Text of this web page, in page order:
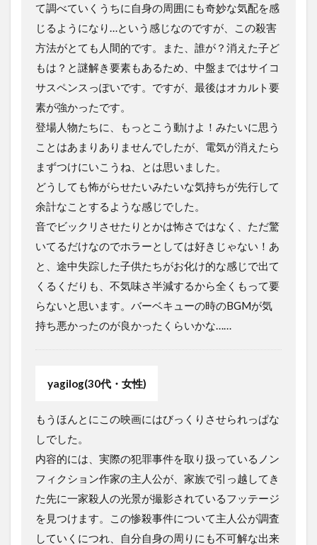
て調べていくうちに自身の周囲にも奇妙な気配を感
じるようになり…という感じなのですが、この殺害
方法がとても人間的です。また、誰が？消えた子ど
もは？と謎解き要素もあるため、中盤まではサイコ
サスペンスっぽいです。ですが、最後はオカルト要
素が強かったです。
登場人物たちに、もっとこう動けよ！みたいに思う
ことはあまりありませんでしたが、電気が消えたら
まずつけにいこうね、とは思いました。
どうしても怖がらせたいみたいな気持ちが先行して
余計なことするような感じでした。
音でビックリさせたりとかは怖さではなく、ただ驚
いてるだけなのでホラーとしては好きじゃない！あ
と、途中失踪した子供たちがお化け的な感じで出て
くるくだりも、不気味さ半減するから全くもって要
らないと思います。バーベキューの時のBGMが気
持ち悪かったのが良かったくらいかな……
yagilog(30代・女性)
もうほんとにこの映画にはびっくりさせられっぱな
しでした。
内容的には、実際の犯罪事件を取り扱っているノン
フィクション作家の主人公が、家族で引っ越してき
た先に一家殺人の光景が撮影されているフッテージ
を見つけます。この惨殺事件について主人公が調査
していくにつれ、自分自身の周りにも不可解な出来